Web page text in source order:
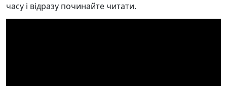
часу і відразу починайте читати.